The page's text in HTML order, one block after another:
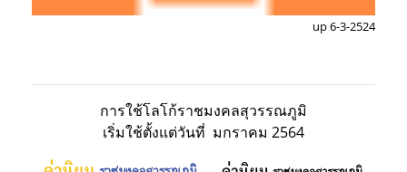
up 6-3-2524
การใช้โลโก้ราชมงคลสุวรรณภูมิ
เริ่มใช้ตั้งแต่วันที่ มกราคม 2564